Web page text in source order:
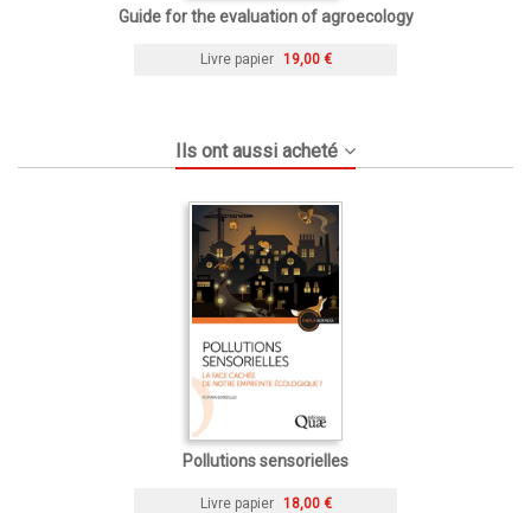
Guide for the evaluation of agroecology
Livre papier 19,00 €
Ils ont aussi acheté
Pollutions sensorielles
Livre papier 18,00 €